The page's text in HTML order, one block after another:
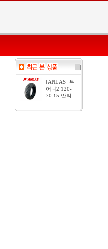
[ANLAS] 투
어니2 120-
70-15 안라..